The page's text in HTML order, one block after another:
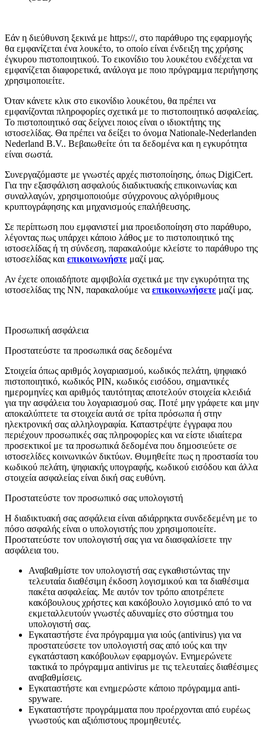
Eάν η διεύθυνση ξεκινά με https://, στο παράθυρο της εφαρμογής
θα εμφανίζεται ένα λουκέτο, το οποίο είναι ένδειξη της χρήσης
έγκυρου πιστοποιητικού. Το εικονίδιο του λουκέτου ενδέχεται να
εμφανίζεται διαφορετικά, ανάλογα με ποιο πρόγραμμα περιήγησης
χρησιμοποιείτε.
Όταν κάνετε κλικ στο εικονίδιο λουκέτου, θα πρέπει να
εμφανίζονται πληροφορίες σχετικά με το πιστοποιητικό ασφαλείας.
Το πιστοποιητικό σας δείχνει ποιος είναι ο ιδιοκτήτης της
ιστοσελίδας. Θα πρέπει να δείξει το όνομα Nationale-Nederlanden
Nederland B.V.. Βεβαιωθείτε ότι τα δεδομένα και η εγκυρότητα
είναι σωστά.
Συνεργαζόμαστε με γνωστές αρχές πιστοποίησης, όπως DigiCert.
Για την εξασφάλιση ασφαλούς διαδικτυακής επικοινωνίας και
συναλλαγών, χρησιμοποιούμε σύγχρονους αλγόριθμους
κρυπτογράφησης και μηχανισμούς επαλήθευσης.
Σε περίπτωση που εμφανιστεί μια προειδοποίηση στο παράθυρο,
λέγοντας πως υπάρχει κάποιο λάθος με το πιστοποιητικό της
ιστοσελίδας ή τη σύνδεση, παρακαλούμε κλείστε το παράθυρο της
ιστοσελίδας καιεπικοινωνήστε μαζί μας.
Αν έχετε οποιαδήποτε αμφιβολία σχετικά με την εγκυρότητα της
ιστοσελίδας της NN, παρακαλούμε να επικοινωνήσετε μαζί μας.
Προσωπική ασφάλεια
Προστατεύστε τα προσωπικά σας δεδομένα
Στοιχεία όπως αριθμός λογαριασμού, κωδικός πελάτη, ψηφιακό
πιστοποιητικό, κωδικός PIN, κωδικός εισόδου, σημαντικές
ημερομηνίες και αριθμός ταυτότητας αποτελούν στοιχεία κλειδιά
για την ασφάλεια του λογαριασμού σας. Ποτέ μην γράφετε και μην
αποκαλύπτετε τα στοιχεία αυτά σε τρίτα πρόσωπα ή στην
ηλεκτρονική σας αλληλογραφία. Καταστρέψτε έγγραφα που
περιέχουν προσωπικές σας πληροφορίες και να είστε ιδιαίτερα
προσεκτικοί με τα προσωπικά δεδομένα που δημοσιεύετε σε
ιστοσελίδες κοινωνικών δικτύων. Θυμηθείτε πως η προστασία του
κωδικού πελάτη, ψηφιακής υπογραφής, κωδικού εισόδου και άλλα
στοιχεία ασφαλείας είναι δική σας ευθύνη.
Προστατεύστε τον προσωπικό σας υπολογιστή
Η διαδικτυακή σας ασφάλεια είναι αδιάρρηκτα συνδεδεμένη με το
πόσο ασφαλής είναι ο υπολογιστής που χρησιμοποιείτε.
Προστατεύστε τον υπολογιστή σας για να διασφαλίσετε την
ασφάλεια του.
Αναβαθμίστε τον υπολογιστή σας εγκαθιστώντας την
τελευταία διαθέσιμη έκδοση λογισμικού και τα διαθέσιμα
πακέτα ασφαλείας. Με αυτόν τον τρόπο αποτρέπετε
κακόβουλους χρήστες και κακόβουλο λογισμικό από το να
εκμεταλλευτούν γνωστές αδυναμίες στο σύστημα του
υπολογιστή σας.
Εγκαταστήστε ένα πρόγραμμα για ιούς (antivirus) για να
προστατεύσετε τον υπολογιστή σας από ιούς και την
εγκατάσταση κακόβουλων εφαρμογών. Ενημερώνετε
τακτικά το πρόγραμμα antivirus με τις τελευταίες διαθέσιμες
αναβαθμίσεις.
Εγκαταστήστε και ενημερώστε κάποιο πρόγραμμα anti-
spyware.
Εγκαταστήστε προγράμματα που προέρχονται από ευρέως
γνωστούς και αξιόπιστους προμηθευτές.